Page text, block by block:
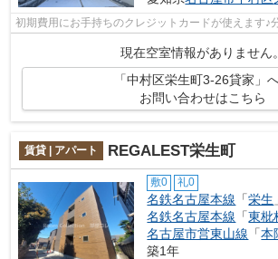
初期費用にお手持ちのクレジットカードが使えます♪
現在空室情報がありません。
「中村区栄生町3-26貸家」
お問い合わせはこちら
賃貸 | アパート REGALEST栄生町
敷0 礼0
名鉄名古屋本線 「栄生
名鉄名古屋本線 「東枇
名古屋市営東山線 「本
築1年